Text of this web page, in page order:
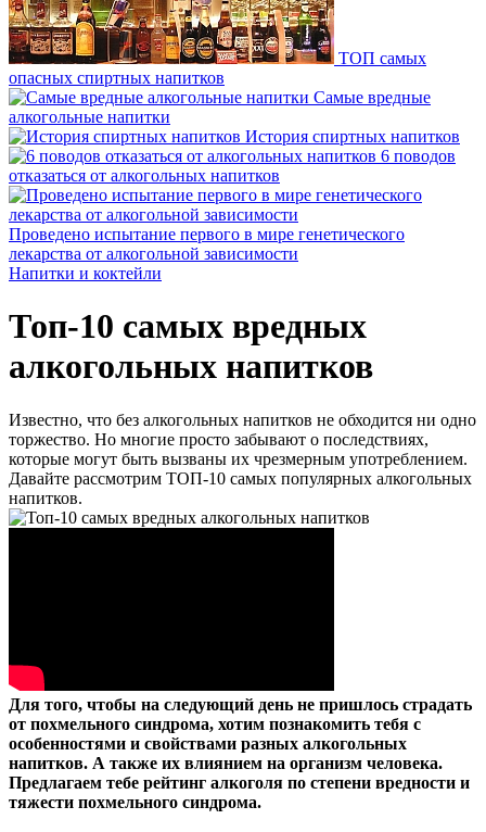
ТОП самых
опасных спиртных напитков
Самые вредные
алкогольные напитки
История спиртных напитков
6 поводов
отказаться от алкогольных напитков
Проведено испытание первого в мире генетического
лекарства от алкогольной зависимости
Напитки и коктейли
Топ-10 самых вредных
алкогольных напитков
Известно, что без алкогольных напитков не обходится ни одно
торжество. Но многие просто забывают о последствиях,
которые могут быть вызваны их чрезмерным употреблением.
Давайте рассмотрим ТОП-10 самых популярных алкогольных
напитков.
Для того, чтобы на следующий день не пришлось страдать
от похмельного синдрома, хотим познакомить тебя с
особенностями и свойствами разных алкогольных
напитков. А также их влиянием на организм человека.
Предлагаем тебе рейтинг алкоголя по степени вредности и
тяжести похмельного синдрома.